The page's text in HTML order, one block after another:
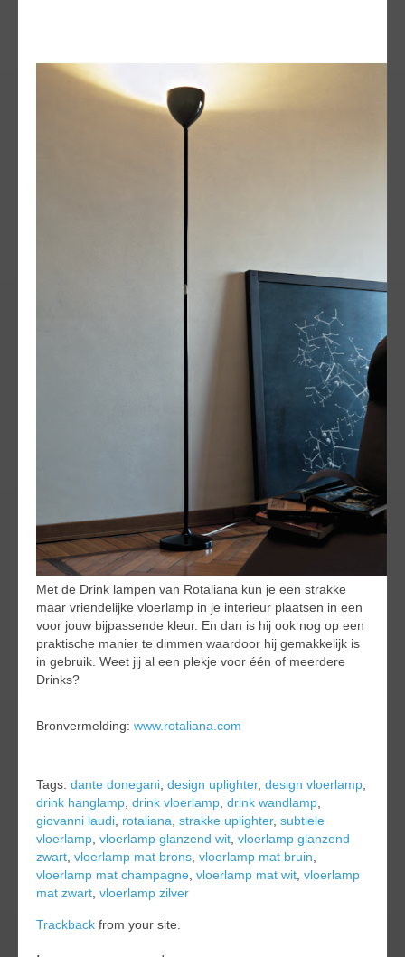
Met de Drink lampen van Rotaliana kun je een strakke
maar vriendelijke vloerlamp in je interieur plaatsen in een
voor jouw bijpassende kleur. En dan is hij ook nog op een
praktische manier te dimmen waardoor hij gemakkelijk is
in gebruik. Weet jij al een plekje voor één of meerdere
Drinks?
Bronvermelding: www.rotaliana.com
Tags: dante donegani, design uplighter, design vloerlamp,
drink hanglamp, drink vloerlamp, drink wandlamp,
giovanni laudi, rotaliana, strakke uplighter, subtiele
vloerlamp, vloerlamp glanzend wit, vloerlamp glanzend
zwart, vloerlamp mat brons, vloerlamp mat bruin,
vloerlamp mat champagne, vloerlamp mat wit, vloerlamp
mat zwart, vloerlamp zilver
Trackback from your site.